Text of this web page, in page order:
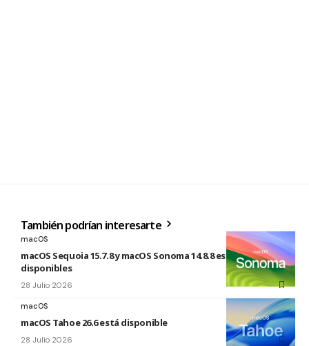
También podrían interesarte
macOS
macOS Sequoia 15.7.8 y macOS Sonoma 14.8.8 están
disponibles
28 Julio 2026
macOS
macOS Tahoe 26.6 está disponible
28 Julio 2026